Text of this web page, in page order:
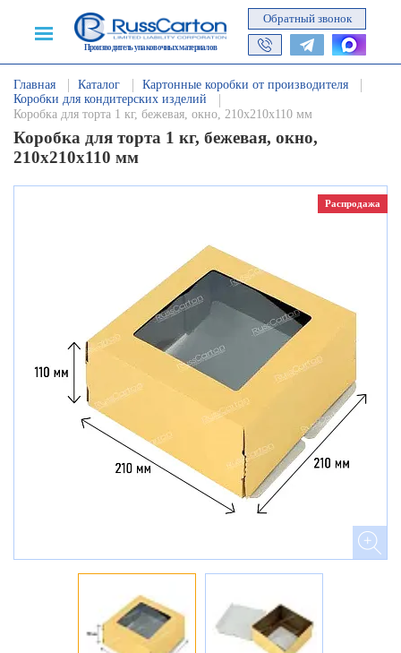
Производитель упаковочных материалов
Обратный звонок
Главная Каталог
Картонные коробки от производителя
Коробки для кондитерских изделий
Коробка для торта 1 кг, бежевая, окно, 210х210х110 мм
Коробка для торта 1 кг, бежевая, окно,
210х210х110 мм
Распродажа